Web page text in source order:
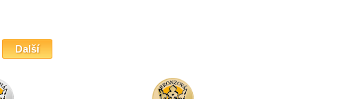
Další